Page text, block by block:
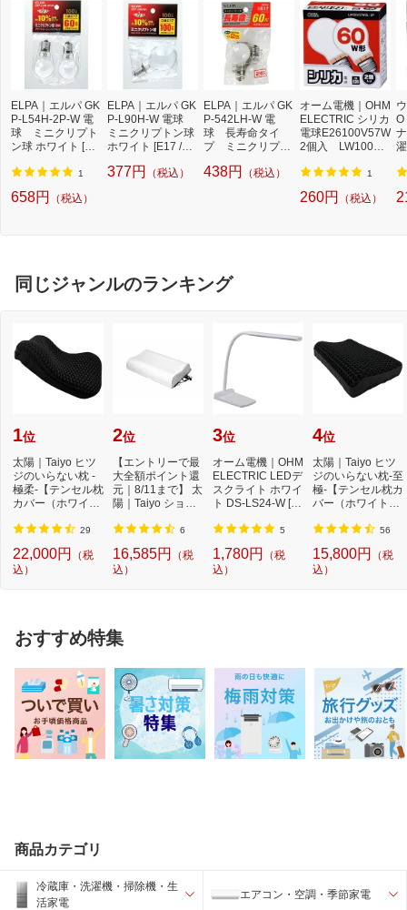
ELPA｜エルパ GK
P-L54H-2P-W 電
球 ミニクリプト
ン球 ホワイト [E1
W相当 /電球色 /2
個][GKPL54H2P
W]
1
658円 （税込）
ELPA｜エルパ GK
P-L90H-W 電球
ミニクリプトン球
ホワイト [E17 /一
当 /電球色 /1個][G
377円 （税込）
ELPA｜エルパ GK
P-542LH-W 電
球 長寿命タイ
プ ミニクリプト
7 /一般電球形 /60
438円 （税込）
オーム電機｜OHM
ELECTRIC シリカ
電球E26100V57W
2個入 LW100V5
57W55/2P
1
260円 （税込）
O
同じジャンルのランキング
1位
太陽｜Taiyo ヒツ
ジのいらない枕 -
極柔-【テンセル枕
カバー（ホワイ
29
22,000円
（税
込）
2位
【エントリーで最
大全額ポイント還
元｜8/11まで】 太
陽｜Taiyo ショー
6
16,585円
（税
込）
3位
オーム電機｜OHM
ELECTRIC LEDデ
スクライト ホワイ
ト DS-LS24-W [L
24...
5
1,780円
（税
込）
4位
太陽｜Taiyo ヒツ
ジのいらない枕-至
極-【テンセル枕カ
バー（ホワイト）
56
15,800円
（税
込）
おすすめ特集
商品カテゴリ
冷蔵庫・洗濯機・掃除機・生
活家電
エアコン・空調・季節家電